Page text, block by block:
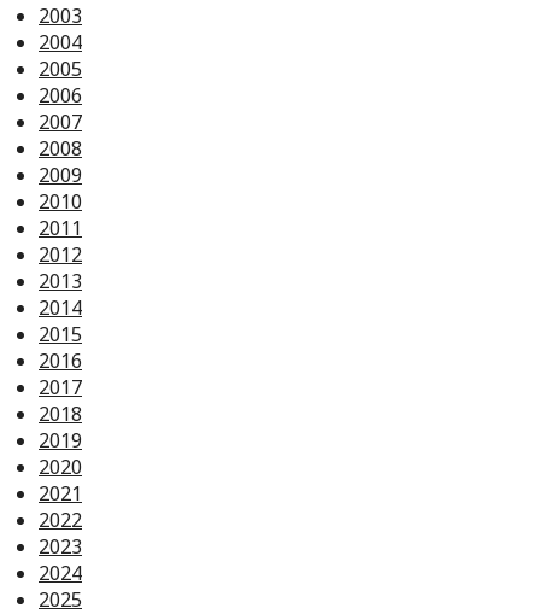
2003
2004
2005
2006
2007
2008
2009
2010
2011
2012
2013
2014
2015
2016
2017
2018
2019
2020
2021
2022
2023
2024
2025